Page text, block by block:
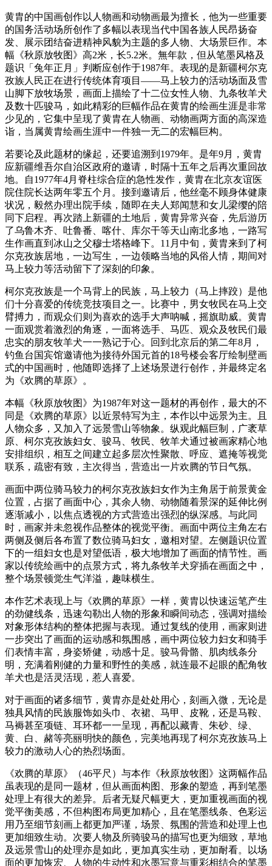
黄胄的中国画创作以人物画和动物画最为擅长，他为一些重要
的国务活动场所创作了多幅以表现当代中国各族人民昂扬奋
发、展示团结奋进精神风貌为主题的多人物、大场景巨作。本
幅《秋原放牧图》高2米，长5.2米。無年款，但从笔墨风格及
题识「兔年正月」判断应创作于1987年。表现的是新疆柯尔克
孜族人民正在进行传统体育项目——马上较力的活动场面及雪
山脚下放牧场景，画面上描绘了十二位女性人物、九条牧羊犬
及数十匹骏马，如此精彩的巨幅作品在黄胄的绘画生涯是非常
少见的，它集中呈现了黄胄在人物画、动物画两方面的高深造
诣，当属黄胄绘画生涯中一件独一无二的宏幅巨构。
若要论及此题材的缘起，还要追溯到1979年。是年9月，黄胄
应新疆维吾尔自治区政府的邀请，时隔十五年之后再次重回故
地。自1977年4月脊柱综合症的急性发作，黄胄在北京友谊医
院住院长达两年零五个月。接到邀请后，他丝毫不顾身体健康
状况，毅然办理出院手续，随即在夫人郑闻慧和女儿梁缨的陪
同下启程。再次踏上新疆的土地后，黄胄异常兴奋，先后游历
了乌鲁木齐、吐鲁番、喀什、库尔干等天山南北多地，一路写
生作画直到冰山之父穆士塔格峰下。11月中旬，黄胄来到了柯
尔克孜族居地，一边写生，一边领略当地的风俗人情，期间对
马上较力等活动留下了深刻的印象。
柯尔克孜族是一个马背上的民族，马上较力（马上摔跤）是他
们十分喜爱的传统竞技项目之一。比赛中，男女牧民在马上交
臂搏力，而观众们则为喜欢的选手大声呐喊，摇旗助威。黄胄
一面观赏着激烈的角逐，一面将选手、马匹、观众及牧民们最
忠实的朋友牧羊犬一一熟记于心。回到北京后的第二年8月，
钓鱼台国宾馆邀请他为接待外国元首的18号楼会客厅绘制壁画
式的中国画时，他随即选择了上述场景迸行创作，并最终定名
为《欢腾的草原》。
本幅《秋原放牧图》为1987年对这一题材的再创作，最大的不
同是《欢腾的草原》以近景特写为主，本作以中远景为主。且
人物众多，又加入了远景雪山等物象。纵观此幅巨制，广袤草
原、柯尔克孜族妇女、骏马、牧民、牧羊犬通过被画家精心地
安排组织，相互之间建立起多层次性聚散、呼应、遮掩等视觉
联系，疏密有致，主次得当，营造出一片欢腾的节日气氛。
画面中两位骑马较力的柯尔克孜族妇女作为主角居于前景黄金
位置，占据了画面中心，其余人物、动物随着景深的延伸比例
逐渐减小，以焦点透视的方式营造出强烈的纵深感。与此同
时，画家并未忽视作品整体的视觉平衡。画面中两位主角左右
两侧及侧后各布置了数位骑马妇女，邀相对望。左侧题识位置
下的一组妇女也是对望低语，极大地增加了画面的情节性。画
家以传统绘画中的点景方式，将九条牧羊犬穿插在画面之中，
整个场景顿觉生气洋溢，趣味横生。
本作艺术表现上与《欢腾的草原》一样，黄胄以快速运笔产生
的劲健线条，迅速勾勒出人物的形象和瞬间动态，强调对描绘
对象形体结构的整体把握与表现。通过复线的使用，画家则进
一步突出了画面的运动感和氛围感，画中两位较力妇女和骑手
们表情丰富，身姿矫健，动感十足。骏马骨骼、肌肉线条分
明，充满着刚健的力量和野性的美感，就连最不起眼的配角牧
羊犬也是活灵活现，惹人喜爱。
对于画面的诸多细节，黄胄亦是处处用心，刻画入微，无论是
独具风情的民族服饰如头巾、衣裙、马甲、皮靴，还是马鞍、
马褥甚至项链、耳环都一一呈现，再配以藏青、朱砂、绿、
黄、白、赭等亮丽明快的颜色，完美地再现了柯尔克孜族马上
较力的激动人心的热烈场面。
《欢腾的草原》（46平尺）与本作《秋原放牧图》这两幅作品
虽表现的是同一题材，但从画面构图、形象的塑造，再到笔墨
处理上有很大的差异。后者无疑尺幅更大，更加重视画面的视
觉平衡美感，不但构图布局更加精心，且在笔墨线条、色彩运
用乃至细节刻画上都更加严谨，场景、氛围的营造和处理上也
更加细致生动。次要人物及所骑骏马的描写也更为细致，草地
及远景雪山的处理亦是如此，更加真实生动，更加耐看。以场
面的更加恢宏、人物的生动性和水墨写意与重彩相结合的笔墨